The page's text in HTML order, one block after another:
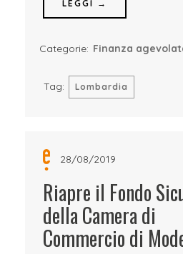
LEGGI →
Categorie: Finanza
Tag: Lombardia
28/08/2019
Riapre il Fondo
della Camera di
Commercio di